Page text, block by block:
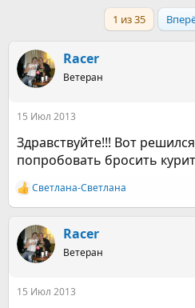
т
е
а
ч
а
1 из 35
Racer
Ветеран
15 Июл 2013
Здравствуйте!!! Вот
попробовать бросить
Р
е
к
ц
и
Светлана-Светлана
Racer
Ветеран
15 Июл 2013